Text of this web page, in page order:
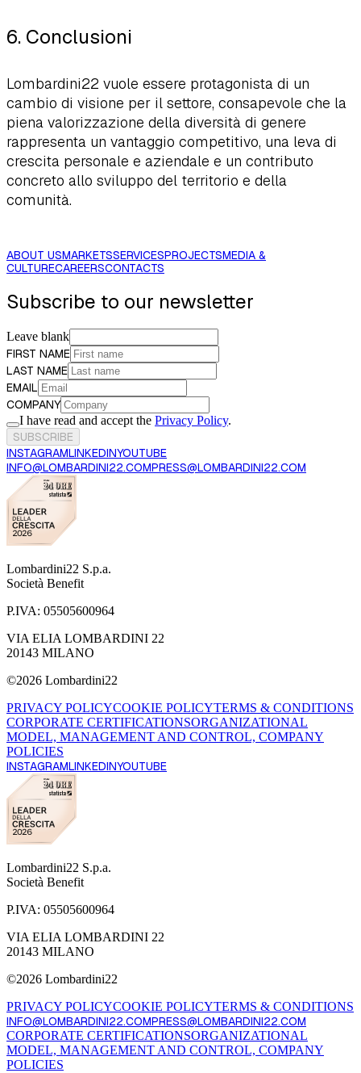
6. Conclusioni
Lombardini22 vuole essere protagonista di un
cambio di visione per il settore, consapevole che la
piena valorizzazione della diversità di genere
rappresenta un vantaggio competitivo, una leva di
crescita personale e aziendale e un contributo
concreto allo sviluppo del territorio e della
comunità.
ABOUT USMARKETSSERVICESPROJECTSMEDIA &
CULTURECAREERSCONTACTS
Subscribe to our newsletter
Leave blank
FIRST NAME
LAST NAME
EMAIL
COMPANY
I have read and accept the Privacy Policy.
SUBSCRIBE
INSTAGRAMLINKEDINYOUTUBE
INFO@LOMBARDINI22.COMPRESS@LOMBARDINI22.COM
Lombardini22 S.p.a.
Società Benefit
P.IVA: 05505600964
VIA ELIA LOMBARDINI 22
20143 MILANO
©2026 Lombardini22
PRIVACY POLICYCOOKIE POLICYTERMS & CONDITIONS
CORPORATE CERTIFICATIONSORGANIZATIONAL
MODEL, MANAGEMENT AND CONTROL, COMPANY
POLICIES
INSTAGRAMLINKEDINYOUTUBE
Lombardini22 S.p.a.
Società Benefit
P.IVA: 05505600964
VIA ELIA LOMBARDINI 22
20143 MILANO
©2026 Lombardini22
PRIVACY POLICYCOOKIE POLICYTERMS & CONDITIONS
INFO@LOMBARDINI22.COMPRESS@LOMBARDINI22.COM
CORPORATE CERTIFICATIONSORGANIZATIONAL
MODEL, MANAGEMENT AND CONTROL, COMPANY
POLICIES